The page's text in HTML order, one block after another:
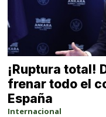
¡Ruptura total!
frenar todo el
España
Internacional